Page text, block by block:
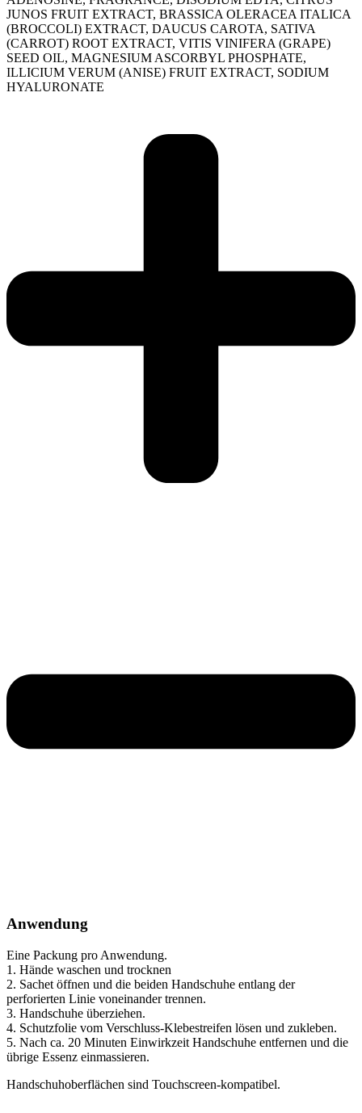
JUNOS FRUIT EXTRACT, BRASSICA OLERACEA ITALICA
(BROCCOLI) EXTRACT, DAUCUS CAROTA, SATIVA
(CARROT) ROOT EXTRACT, VITIS VINIFERA (GRAPE)
SEED OIL, MAGNESIUM ASCORBYL PHOSPHATE,
ILLICIUM VERUM (ANISE) FRUIT EXTRACT, SODIUM
HYALURONATE
Anwendung
Eine Packung pro Anwendung.
1. Hände waschen und trocknen
2. Sachet öffnen und die beiden Handschuhe entlang der
perforierten Linie voneinander trennen.
3. Handschuhe überziehen.
4. Schutzfolie vom Verschluss-Klebestreifen lösen und zukleben.
5. Nach ca. 20 Minuten Einwirkzeit Handschuhe entfernen und die
übrige Essenz einmassieren.
Handschuhoberflächen sind Touchscreen-kompatibel.